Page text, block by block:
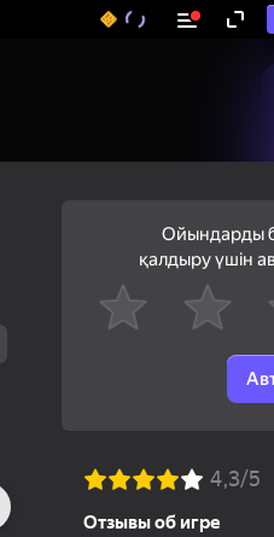
Ойындарды
қалдыру үшін